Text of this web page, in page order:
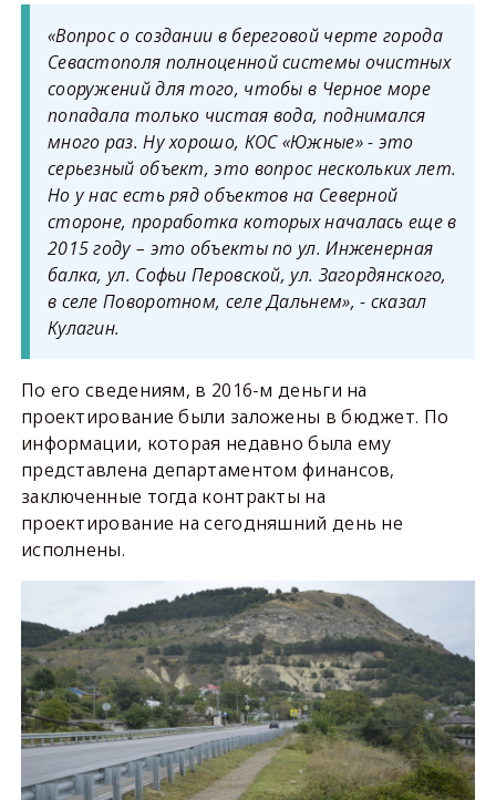
«Вопрос о создании в береговой черте города
Севастополя полноценной системы очистных
сооружений для того, чтобы в Черное море
попадала только чистая вода, поднимался
много раз. Ну хорошо, КОС «Южные» - это
серьезный объект, это вопрос нескольких лет.
Но у нас есть ряд объектов на Северной
стороне, проработка которых началась еще в
2015 году – это объекты по ул. Инженерная
балка, ул. Софьи Перовской, ул. Загордянского,
в селе Поворотном, селе Дальнем», - сказал
Кулагин.
По его сведениям, в 2016-м деньги на
проектирование были заложены в бюджет. По
информации, которая недавно была ему
представлена департаментом финансов,
заключенные тогда контракты на
проектирование на сегодняшний день не
исполнены.